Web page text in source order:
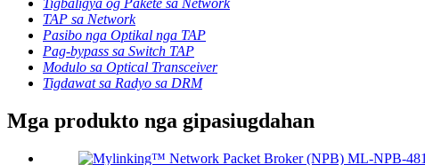
Tigbaligya og Pakete sa Network
TAP sa Network
Pasibo nga Optikal nga TAP
Pag-bypass sa Switch TAP
Modulo sa Optical Transceiver
Tigdawat sa Radyo sa DRM
Mga produkto nga gipasiugdahan